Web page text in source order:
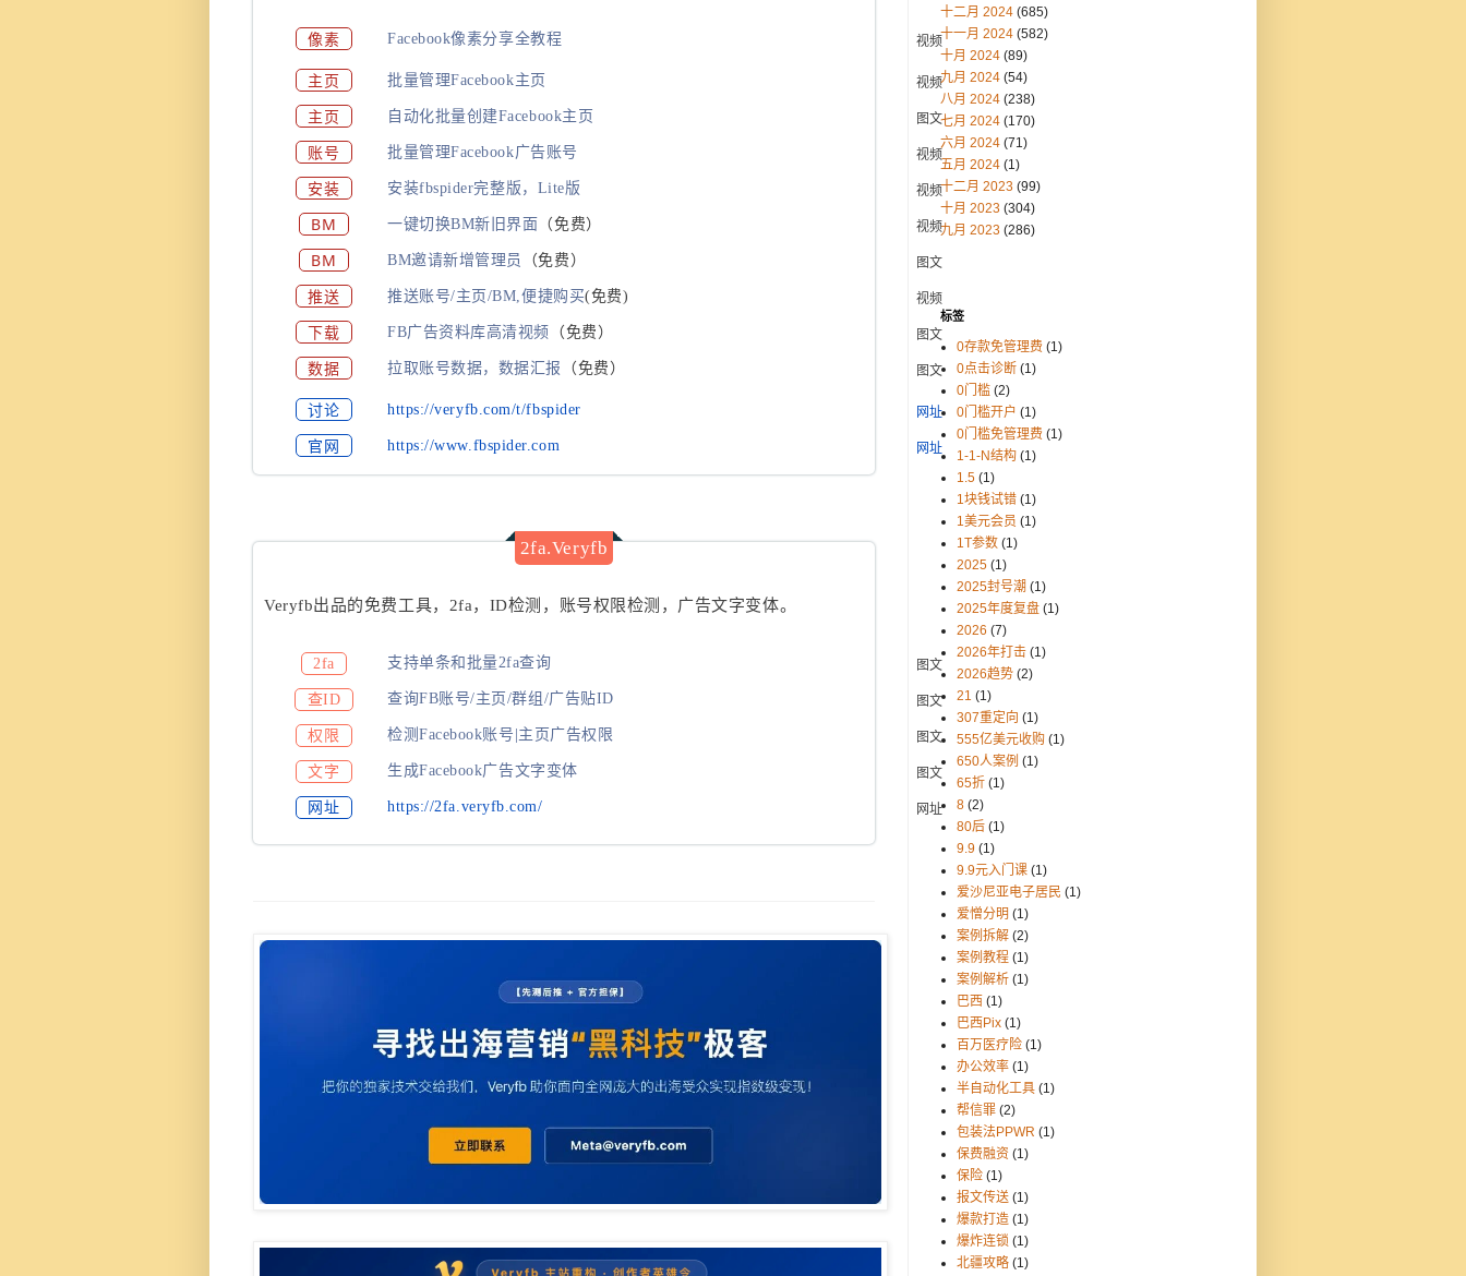
像素 Facebook像素分享全教程 视频
主页 批量管理Facebook主页 视频
主页 自动化批量创建Facebook主页 图文
账号 批量管理Facebook广告账号 视频
安装 安装fbspider完整版，Lite版 视频
BM 一键切换BM新旧界面 （免费） 视频
BM BM邀请新增管理员 （免费） 图文
推送 推送账号/主页/BM,便捷购买(免费) 视频
下载 FB广告资料库高清视频 （免费） 图文
数据 拉取账号数据，数据汇报 （免费） 图文
讨论 https://veryfb.com/t/fbspider 网址
官网 https://www.fbspider.com 网址
2fa.Veryfb
Veryfb出品的免费工具，2fa，ID检测，账号权限检测，广告文字变体。
2fa 支持单条和批量2fa查询 图文
查ID 查询FB账号/主页/群组/广告贴ID 图文
权限 检测Facebook账号|主页广告权限 图文
文字 生成Facebook广告文字变体 图文
网址 https://2fa.veryfb.com/ 网址
十二月 2024 (685)
十一月 2024 (582)
十月 2024 (89)
九月 2024 (54)
八月 2024 (238)
七月 2024 (170)
六月 2024 (71)
五月 2024 (1)
十二月 2023 (99)
十月 2023 (304)
九月 2023 (286)
标签
0存款免管理费 (1)
0点击诊断 (1)
0门槛 (2)
0门槛开户 (1)
0门槛免管理费 (1)
1-1-N结构 (1)
1.5 (1)
1块钱试错 (1)
1美元会员 (1)
1T参数 (1)
2025 (1)
2025封号潮 (1)
2025年度复盘 (1)
2026 (7)
2026年打击 (1)
2026趋势 (2)
21 (1)
307重定向 (1)
555亿美元收购 (1)
650人案例 (1)
65折 (1)
8 (2)
80后 (1)
9.9 (1)
9.9元入门课 (1)
爱沙尼亚电子居民 (1)
爱憎分明 (1)
案例拆解 (2)
案例教程 (1)
案例解析 (1)
巴西 (1)
巴西Pix (1)
百万医疗险 (1)
办公效率 (1)
半自动化工具 (1)
帮信罪 (2)
包装法PPWR (1)
保费融资 (1)
保险 (1)
报文传送 (1)
爆款打造 (1)
爆炸连锁 (1)
北疆攻略 (1)